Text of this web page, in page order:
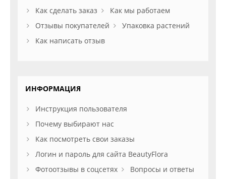
Как сделать заказ
Как мы работаем
Отзывы покупателей
Упаковка растений
Как написать отзыв
ИНФОРМАЦИЯ
Инструкция пользователя
Почему выбирают нас
Как посмотреть свои заказы
Логин и пароль для сайта BeautyFlora
Фотоотзывы в соцсетях
Вопросы и ответы